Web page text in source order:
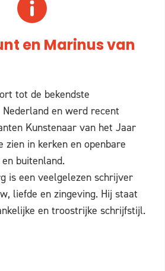
en Marinus van
tot de bekendste
en werd recent
Kunstenaar van het Jaar
zien in kerken en openbare
buitenland.
is een veelgelezen schrijver
liefde en zingeving. Hij staat
en troostrijke schrijfstijl.